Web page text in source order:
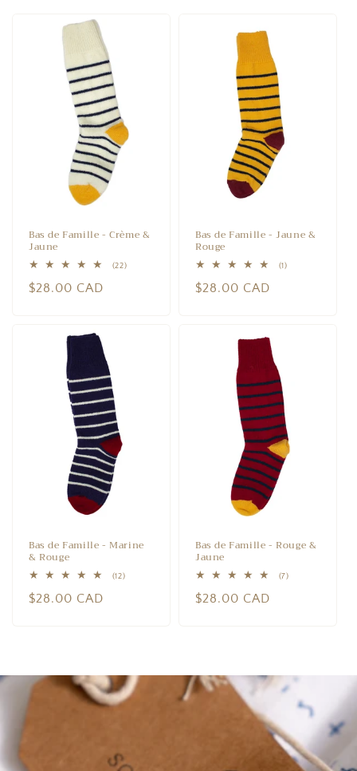
Bas de Famille - Crème &
Jaune
(22)22
Prix
$28.00 CAD
Bas de Famille - Jaune &
Rouge
(1)1
Prix
$28.00 CAD
Bas de Famille - Marine
& Rouge
(12)12
Prix
$28.00 CAD
Bas de Famille - Rouge &
Jaune
(7)7
Prix
$28.00 CAD